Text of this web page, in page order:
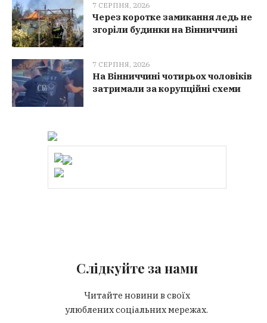
7 СЕРПНЯ, 2026
Через коротке замикання ледь не
згоріли будинки на Вінниччині
7 СЕРПНЯ, 2026
На Вінниччині чотирьох чоловіків
затримали за корупційні схеми
Слідкуйте за нами
Читайте новини в своїх
улюблених соціальних мережах.